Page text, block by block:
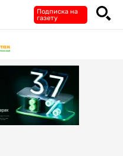
Подписка на
газету